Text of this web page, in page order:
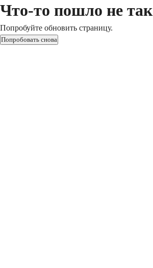
Что-то пошло не так
Попробуйте обновить страницу.
Попробовать снова